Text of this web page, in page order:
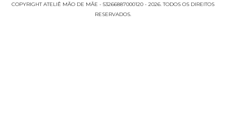
COPYRIGHT ATELIÊ MÃO DE MÃE - 53266887000120 - 2026. TODOS OS DIREITOS
RESERVADOS.